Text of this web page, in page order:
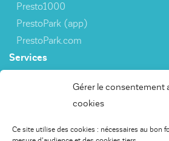
Gérer le consentement
cookies
Ce site utilise des cookies : nécessaires au bon
Presto1000
PrestoPark (app)
PrestoPark.com
Services
PrestoSense